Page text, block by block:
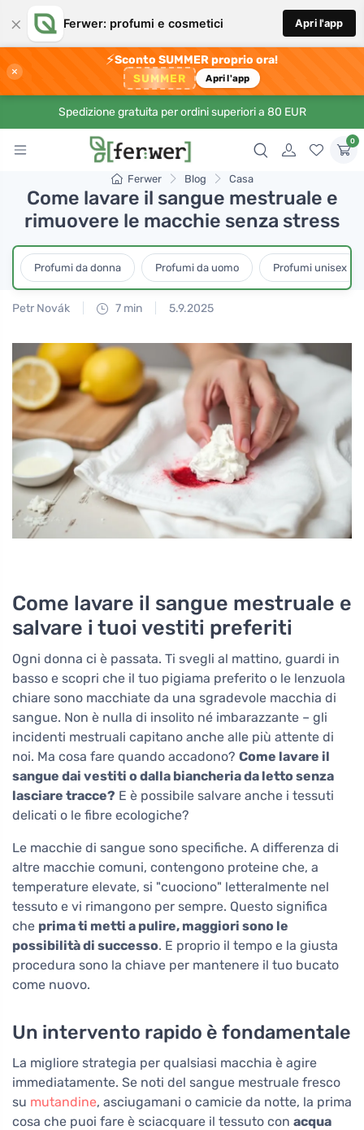
× Ferwer: profumi e cosmetici Apri l'app
×
⚡Sconto SUMMER proprio ora!
SUMMER Apri l'app
Spedizione gratuita per ordini superiori a 80 EUR
0
Ferwer Blog Casa
Come lavare il sangue mestruale e
rimuovere le macchie senza stress
Profumi da donna Profumi da uomo Profumi unisex
Petr Novák 7 min 5.9.2025
Come lavare il sangue mestruale e
salvare i tuoi vestiti preferiti
Ogni donna ci è passata. Ti svegli al mattino, guardi in
basso e scopri che il tuo pigiama preferito o le lenzuola
chiare sono macchiate da una sgradevole macchia di
sangue. Non è nulla di insolito né imbarazzante – gli
incidenti mestruali capitano anche alle più attente di
noi. Ma cosa fare quando accadono? Come lavare il
sangue dai vestiti o dalla biancheria da letto senza
lasciare tracce? E è possibile salvare anche i tessuti
delicati o le fibre ecologiche?
Le macchie di sangue sono specifiche. A differenza di
altre macchie comuni, contengono proteine che, a
temperature elevate, si "cuociono" letteralmente nel
tessuto e vi rimangono per sempre. Questo significa
che prima ti metti a pulire, maggiori sono le
possibilità di successo. E proprio il tempo e la giusta
procedura sono la chiave per mantenere il tuo bucato
come nuovo.
Un intervento rapido è fondamentale
La migliore strategia per qualsiasi macchia è agire
immediatamente. Se noti del sangue mestruale fresco
su mutandine, asciugamani o camicie da notte, la prima
cosa che puoi fare è sciacquare il tessuto con acqua